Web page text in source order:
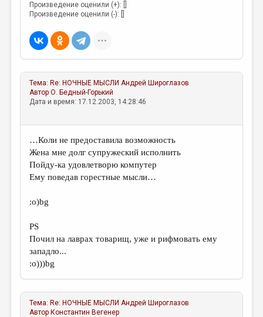
Произведение оценили (+): []
Произведение оценили (-): []
Тема: Re: НОЧНЫЕ МЫСЛИ Андрей Широглазов
АвторО. Бедный-Горький
Дата и время: 17.12.2003, 14:28:46
…Коли не предоставила возможность
Жена мне долг супружеский исполнить
Пойду-ка удовлетворю компутер
Ему поведав горестные мысли…
:о)bg
PS
Почил на лаврах товарищ, уже и рифмовать ему
западло...
:о)))bg
Тема: Re: НОЧНЫЕ МЫСЛИ Андрей Широглазов
Автор Константин Вегенер